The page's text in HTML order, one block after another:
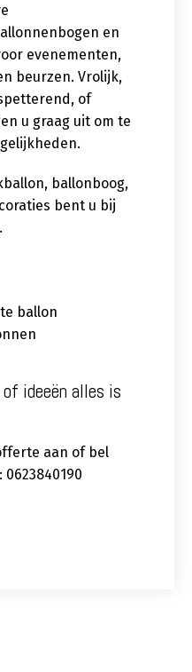
en
evenementen,
beurzen. Vrolijk,
of
u graag uit om te
ballonboog,
bent u bij
ballon
ideeën alles is
aan of bel